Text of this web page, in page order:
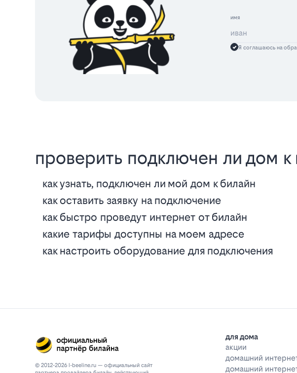
имя
Я соглашаюсь на
проверить подключен ли дом
как узнать, подключен ли мой дом к билайн
как оставить заявку на подключение
как быстро проведут интернет от билайн
какие тарифы доступны на моем адресе
как настроить оборудование для подключения
© 2012-2026 l-beeline.ru — официальный сайт
для дома
акции
домашний
домашний